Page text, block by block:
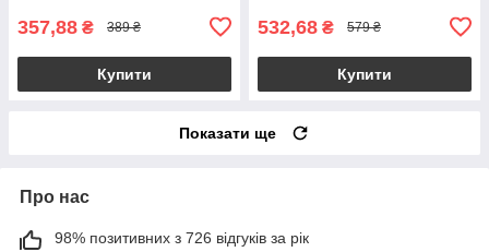
357,88 ₴ 389 ₴
Купити
532,68 ₴ 579 ₴
Купити
Показати ще
Про нас
98% позитивних з 726 відгуків за рік